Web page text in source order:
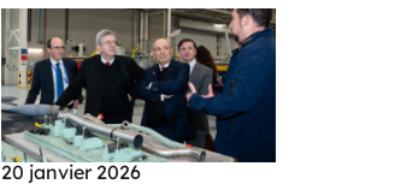
20 janvier 2026